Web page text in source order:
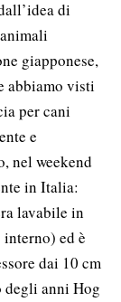
di
giapponese,
abbiamo visti
per cani
e
nel weekend
in Italia:
lavabile in
ed è
dai 10 cm
degli anni Hog